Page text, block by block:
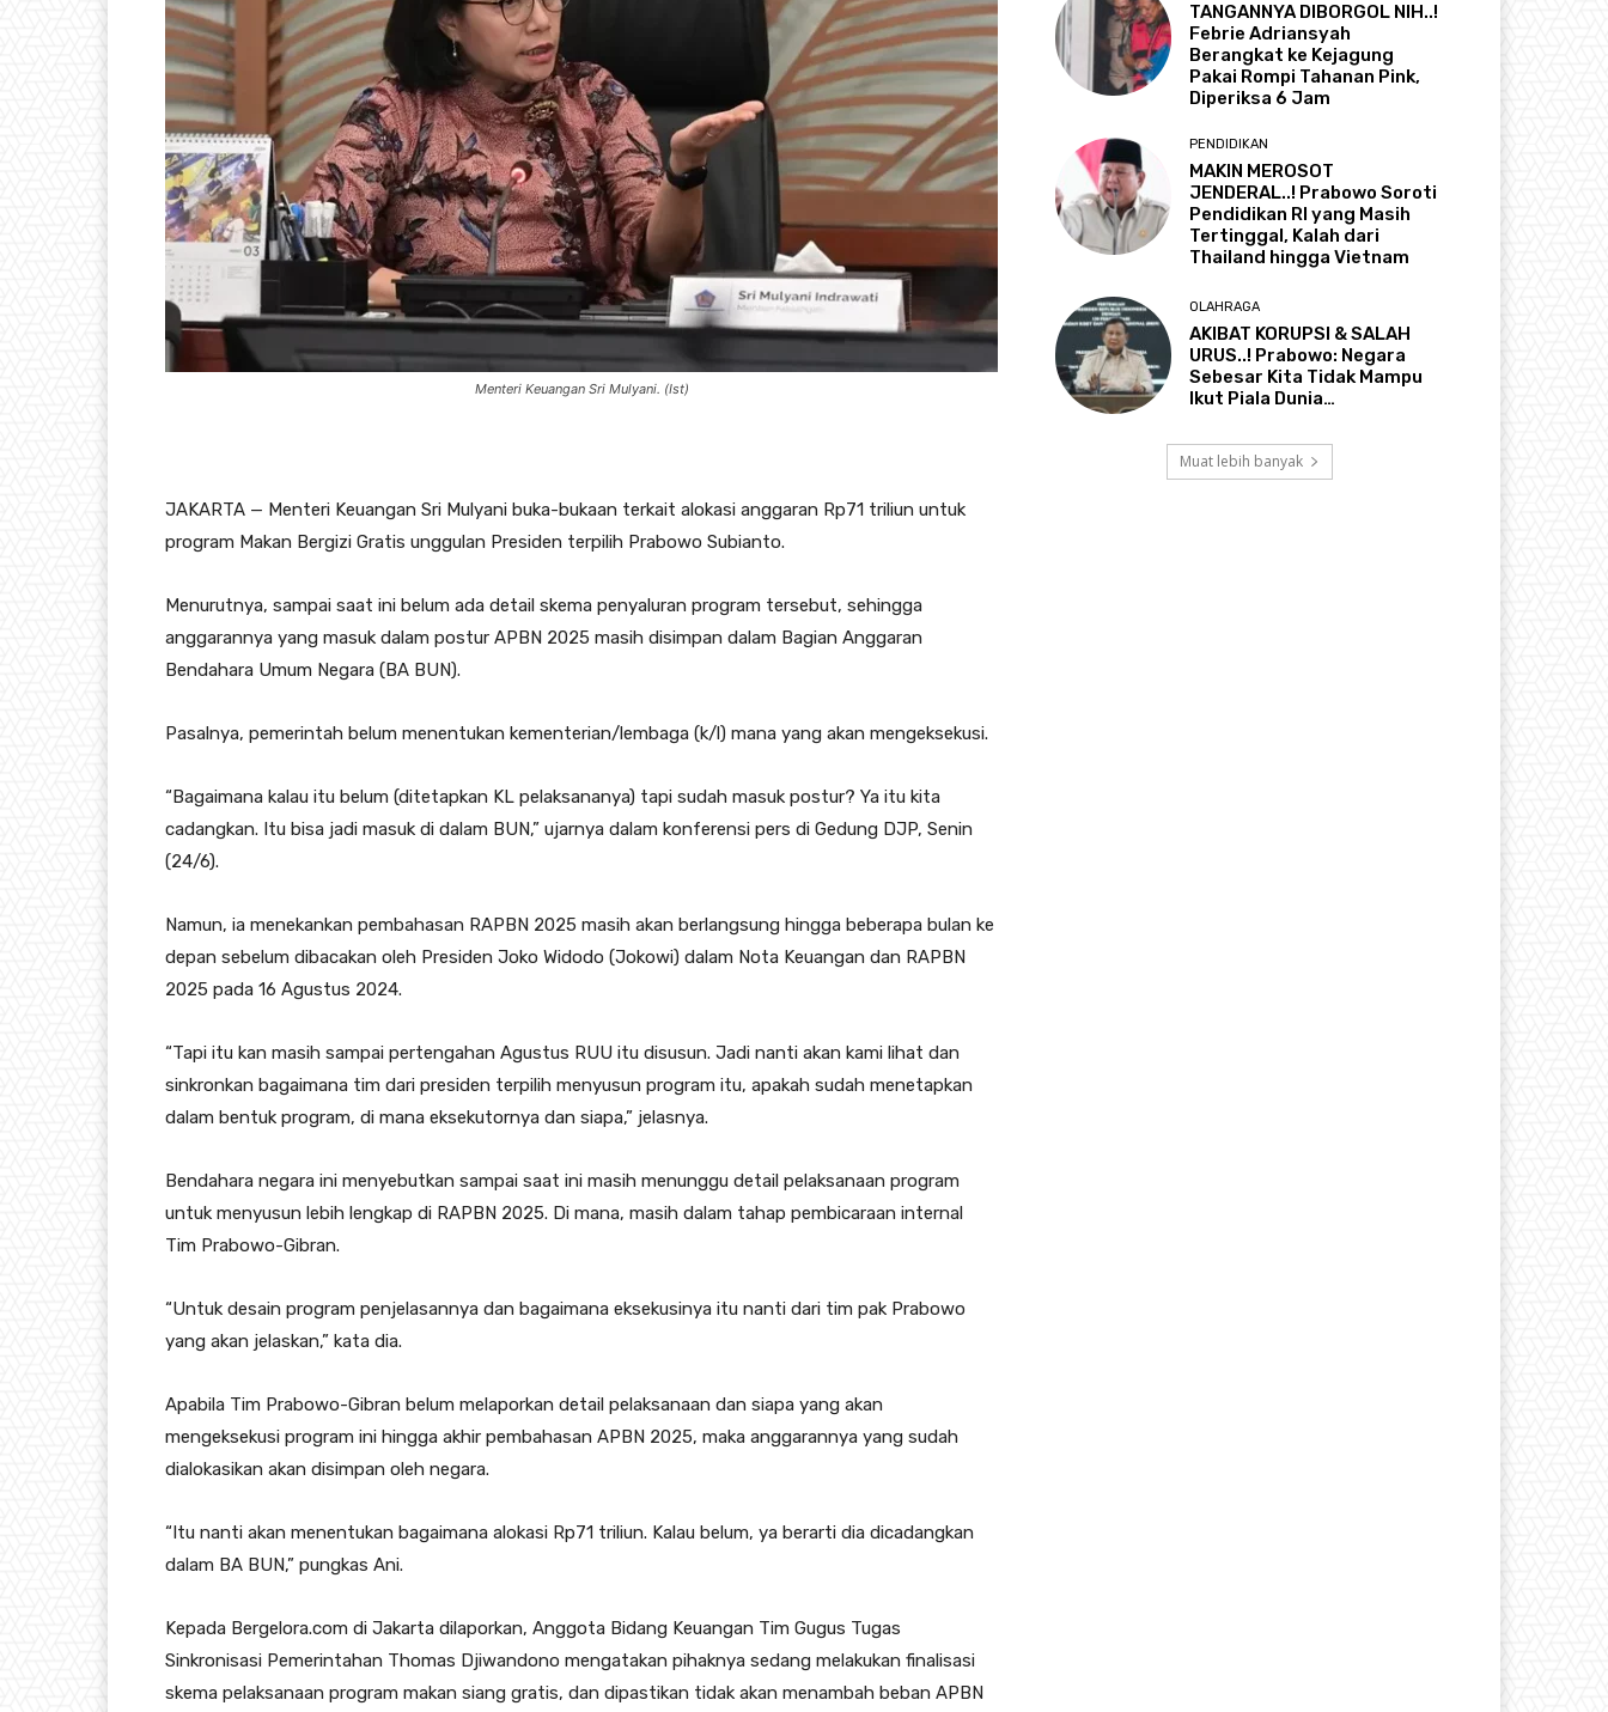
Menteri Keuangan Sri Mulyani. (Ist)
JAKARTA — Menteri Keuangan Sri Mulyani buka-bukaan terkait alokasi anggaran Rp71 triliun untuk
program Makan Bergizi Gratis unggulan Presiden terpilih Prabowo Subianto.
Menurutnya, sampai saat ini belum ada detail skema penyaluran program tersebut, sehingga
anggarannya yang masuk dalam postur APBN 2025 masih disimpan dalam Bagian Anggaran
Bendahara Umum Negara (BA BUN).
Pasalnya, pemerintah belum menentukan kementerian/lembaga (k/l) mana yang akan mengeksekusi.
“Bagaimana kalau itu belum (ditetapkan KL pelaksananya) tapi sudah masuk postur? Ya itu kita
cadangkan. Itu bisa jadi masuk di dalam BUN,” ujarnya dalam konferensi pers di Gedung DJP, Senin
(24/6).
Namun, ia menekankan pembahasan RAPBN 2025 masih akan berlangsung hingga beberapa bulan ke
depan sebelum dibacakan oleh Presiden Joko Widodo (Jokowi) dalam Nota Keuangan dan RAPBN
2025 pada 16 Agustus 2024.
“Tapi itu kan masih sampai pertengahan Agustus RUU itu disusun. Jadi nanti akan kami lihat dan
sinkronkan bagaimana tim dari presiden terpilih menyusun program itu, apakah sudah menetapkan
dalam bentuk program, di mana eksekutornya dan siapa,” jelasnya.
Bendahara negara ini menyebutkan sampai saat ini masih menunggu detail pelaksanaan program
untuk menyusun lebih lengkap di RAPBN 2025. Di mana, masih dalam tahap pembicaraan internal
Tim Prabowo-Gibran.
“Untuk desain program penjelasannya dan bagaimana eksekusinya itu nanti dari tim pak Prabowo
yang akan jelaskan,” kata dia.
Apabila Tim Prabowo-Gibran belum melaporkan detail pelaksanaan dan siapa yang akan
mengeksekusi program ini hingga akhir pembahasan APBN 2025, maka anggarannya yang sudah
dialokasikan akan disimpan oleh negara.
“Itu nanti akan menentukan bagaimana alokasi Rp71 triliun. Kalau belum, ya berarti dia dicadangkan
dalam BA BUN,” pungkas Ani.
Kepada Bergelora.com di Jakarta dilaporkan, Anggota Bidang Keuangan Tim Gugus Tugas
Sinkronisasi Pemerintahan Thomas Djiwandono mengatakan pihaknya sedang melakukan finalisasi
skema pelaksanaan program makan siang gratis, dan dipastikan tidak akan menambah beban APBN
TANGANNYA DIBORGOL NIH..!
Febrie Adriansyah
Berangkat ke Kejagung
Pakai Rompi Tahanan Pink,
Diperiksa 6 Jam
PENDIDIKAN
MAKIN MEROSOT
JENDERAL..! Prabowo Soroti
Pendidikan RI yang Masih
Tertinggal, Kalah dari
Thailand hingga Vietnam
OLAHRAGA
AKIBAT KORUPSI & SALAH
URUS..! Prabowo: Negara
Sebesar Kita Tidak Mampu
Ikut Piala Dunia…
Muat lebih banyak